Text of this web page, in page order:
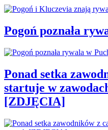
Pogoń poznała
Ponad setka
startuje w
[ZDJĘCIA]